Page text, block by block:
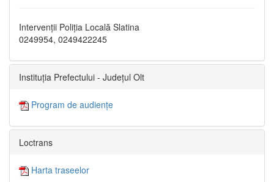
Intervenții Poliția Locală Slatina
0249954, 0249422245
Instituția Prefectului - Județul Olt
Program de audiențe
Loctrans
Harta traseelor